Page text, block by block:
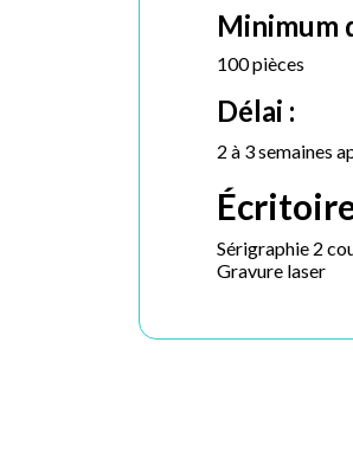
Minimum
100 pièces
Délai :
2 à 3 semaines
Sérigraphie 2
Gravure laser